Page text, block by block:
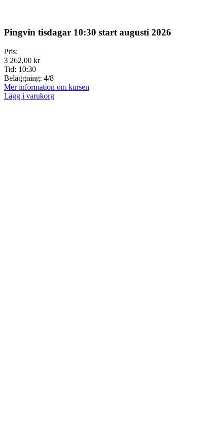
Pingvin tisdagar 10:30 start augusti 2026
Pris:
3 262,00 kr
Tid: 10:30
Beläggning: 4/8
Mer information om kursen
Lägg i varukorg